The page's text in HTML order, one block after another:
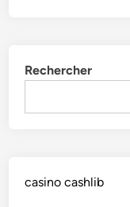
Rechercher
casino cashlib